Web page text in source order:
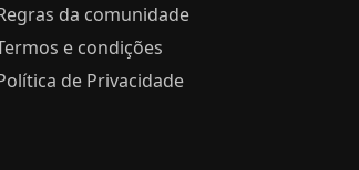
da comunidade
e condições
de Privacidade